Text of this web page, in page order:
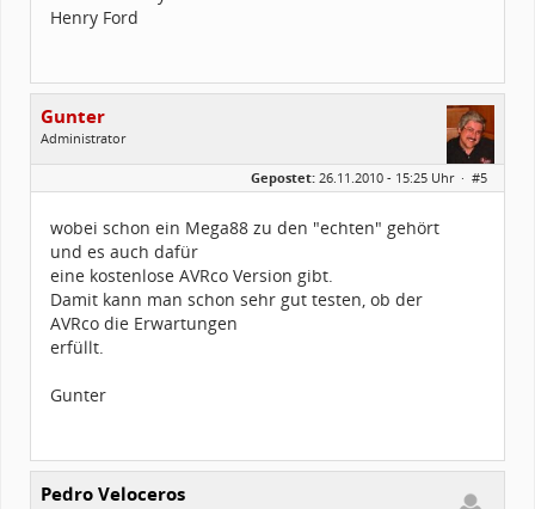
Henry Ford
Gunter
Administrator
Geschlecht:
Frankfurt Main / Germany
Beiträge:
1697
Gepostet: 26.11.2010 - 15:25 Uhr · #5
wobei schon ein Mega88 zu den "echten" gehört
und es auch dafür
eine kostenlose AVRco Version gibt.
Damit kann man schon sehr gut testen, ob der
AVRco die Erwartungen
erfüllt.
Gunter
Pedro Veloceros